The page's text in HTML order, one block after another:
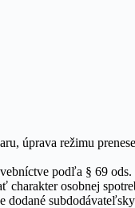
úprava režimu
podľa § 69
charakter osobnej
dodané